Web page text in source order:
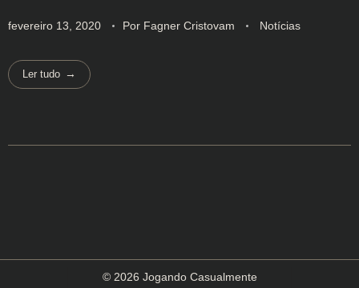
fevereiro 13, 2020 Por Fagner Cristovam Notícias
Ler tudo
© 2026 Jogando Casualmente